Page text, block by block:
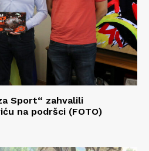
Sport“ zahvalili
na podršci (FOTO)